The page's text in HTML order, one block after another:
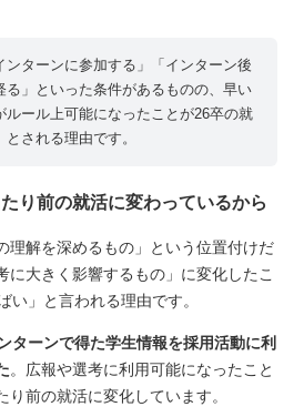
ンターンに参加する」「インターン後
る」といった条件があるものの、早い
ルール上可能になったことが26卒の就
される理由です。
り前の就活に変わっているから
理解を深めるもの」という位置付けだ
に大きく影響するもの」に変化したこ
い」と言われる理由です。
ターンで得た学生情報を採用活動に利
。広報や選考に利用可能になったこと
前の就活に変化しています。